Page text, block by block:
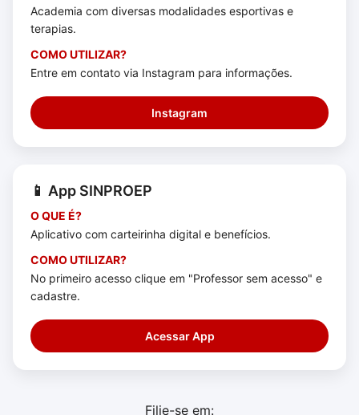
Academia com diversas modalidades esportivas e
terapias.
COMO UTILIZAR?
Entre em contato via Instagram para informações.
Instagram
📱 App SINPROEP
O QUE É?
Aplicativo com carteirinha digital e benefícios.
COMO UTILIZAR?
No primeiro acesso clique em "Professor sem acesso" e
cadastre.
Acessar App
Filie-se em: